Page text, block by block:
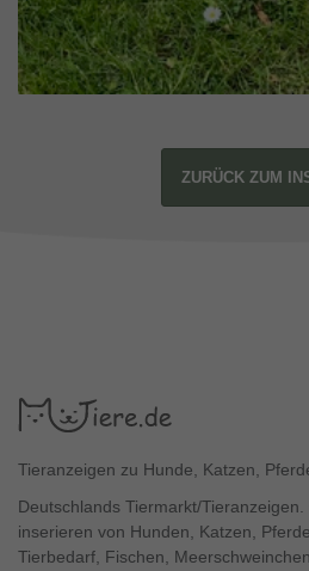
ZURÜCK ZUM
Tieranzeigen zu Hunde, Katzen,
Deutschlands Tiermarkt/
inserieren von Hunden, Katzen,
Tierbedarf, Fischen,